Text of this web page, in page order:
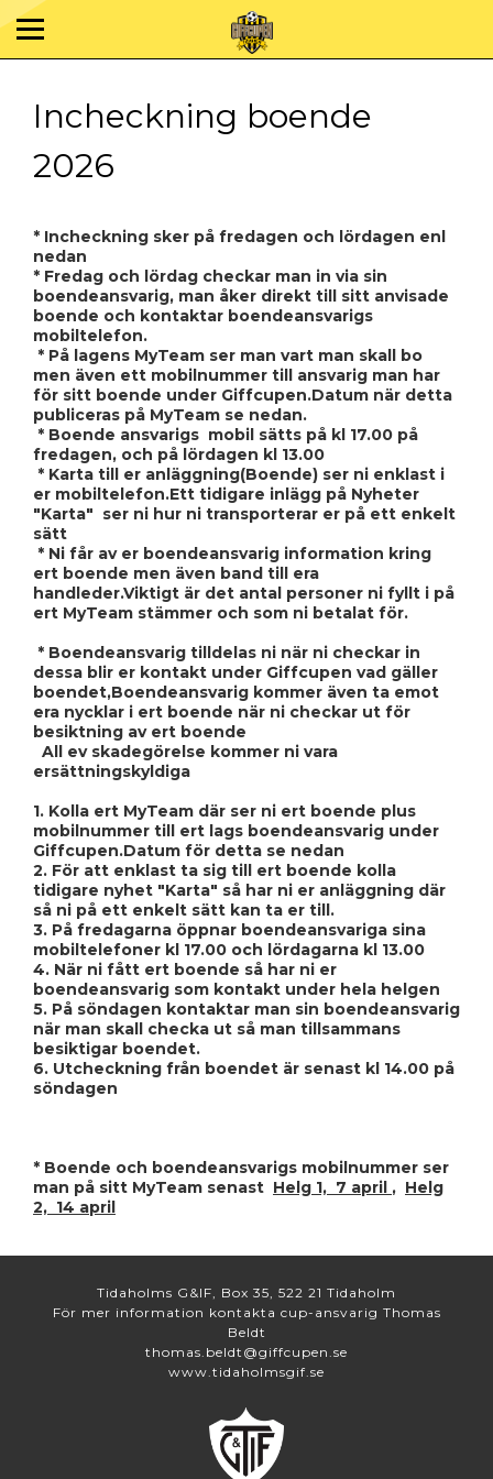
Incheckning boende
2026
* Incheckning sker på fredagen och lördagen enl
nedan
* Fredag och lördag checkar man in via sin
boendeansvarig, man åker direkt till sitt anvisade
boende och kontaktar boendeansvarigs
mobiltelefon.
* På lagens MyTeam ser man vart man skall bo
men även ett mobilnummer till ansvarig man har
för sitt boende under Giffcupen.Datum när detta
publiceras på MyTeam se nedan.
* Boende ansvarigs mobil sätts på kl 17.00 på
fredagen, och på lördagen kl 13.00
* Karta till er anläggning(Boende) ser ni enklast i
er mobiltelefon.Ett tidigare inlägg på Nyheter
"Karta" ser ni hur ni transporterar er på ett enkelt
sätt
* Ni får av er boendeansvarig information kring
ert boende men även band till era
handleder.Viktigt är det antal personer ni fyllt i på
ert MyTeam stämmer och som ni betalat för.
* Boendeansvarig tilldelas ni när ni checkar in
dessa blir er kontakt under Giffcupen vad gäller
boendet,Boendeansvarig kommer även ta emot
era nycklar i ert boende när ni checkar ut för
besiktning av ert boende
All ev skadegörelse kommer ni vara
ersättningskyldiga
1. Kolla ert MyTeam där ser ni ert boende plus
mobilnummer till ert lags boendeansvarig under
Giffcupen.Datum för detta se nedan
2. För att enklast ta sig till ert boende kolla
tidigare nyhet "Karta" så har ni er anläggning där
så ni på ett enkelt sätt kan ta er till.
3. På fredagarna öppnar boendeansvariga sina
mobiltelefoner kl 17.00 och lördagarna kl 13.00
4. När ni fått ert boende så har ni er
boendeansvarig som kontakt under hela helgen
5. På söndagen kontaktar man sin boendeansvarig
när man skall checka ut så man tillsammans
besiktigar boendet.
6. Utcheckning från boendet är senast kl 14.00 på
söndagen
* Boende och boendeansvarigs mobilnummer ser
man på sitt MyTeam senast Helg 1, 7 april , Helg
2, 14 april
Tidaholms G&IF, Box 35, 522 21 Tidaholm
För mer information kontakta cup-ansvarig Thomas
Beldt
thomas.beldt@giffcupen.se
www.tidaholmsgif.se